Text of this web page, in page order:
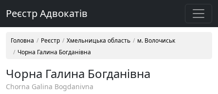
Реєстр Адвокатів
Головна Реєстр Хмельницька область
м. Волочиськ
Чорна Галина Богданівна
Чорна Галина Богданівна
Chorna Galina Bogdanivna